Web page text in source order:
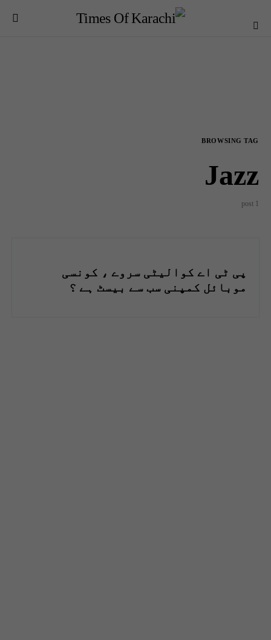
BROWSING TAG
Jazz
1 post
پی ٹی اے کوالیٹی سروے ، کونسی
موبائل کمپنی سب سے بیسٹ ہے ؟